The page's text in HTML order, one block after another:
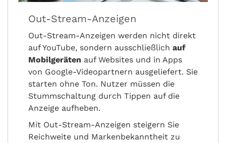
Out-Stream-Anzeigen
Out-Stream-Anzeigen werden nicht direkt
auf YouTube, sondern ausschließlich auf
Mobilgeräten auf Websites und in Apps
von Google-Videopartnern ausgeliefert. Sie
starten ohne Ton. Nutzer müssen die
Stummschaltung durch Tippen auf die
Anzeige aufheben.
Mit Out-Stream-Anzeigen steigern Sie
Reichweite und Markenbekanntheit zu